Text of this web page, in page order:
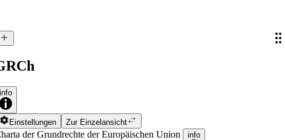
info
Einstellungen Zur Einzelansicht
der Grundrechte der Europäischen Union info